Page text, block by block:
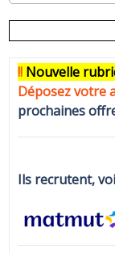
!! Nouvelle
Déposez votre
prochaines
Ils recrutent,